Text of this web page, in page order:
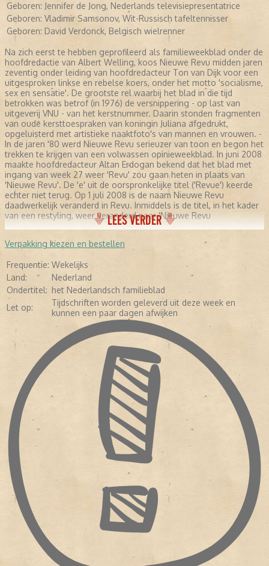
Geboren: Jennifer de Jong, Nederlands televisiepresentatrice
Geboren: Vladimir Samsonov, Wit-Russisch tafeltennisser
Geboren: David Verdonck, Belgisch wielrenner
Na zich eerst te hebben geprofileerd als familieweekblad onder de
hoofdredactie van Albert Welling, koos Nieuwe Revu midden jaren
zeventig onder leiding van hoofdredacteur Ton van Dijk voor een
uitgesproken linkse en rebelse koers, onder het motto 'socialisme,
sex en sensatie'. De grootste rel waarbij het blad in die tijd
betrokken was betrof (in 1976) de versnippering - op last van
uitgeverij VNU - van het kerstnummer. Daarin stonden fragmenten
van oude kersttoespraken van koningin Juliana afgedrukt,
opgeluisterd met artistieke naaktfoto's van mannen en vrouwen. -
In de jaren '80 werd Nieuwe Revu serieuzer van toon en begon het
trekken te krijgen van een volwassen opinieweekblad. In juni 2008
maakte hoofdredacteur Altan Erdogan bekend dat het blad met
ingang van week 27 weer 'Revu' zou gaan heten in plaats van
'Nieuwe Revu'. De 'e' uit de oorspronkelijke titel ('Revue') keerde
echter niet terug. Op 1 juli 2008 is de naam Nieuwe Revu
daadwerkelijk veranderd in Revu. Inmiddels is de titel, in het kader
van een restyling, weer veranderd naar 'Nieuwe Revu
LEES VERDER
Verpakking kiezen en bestellen
Frequentie: Wekelijks
Land:
Nederland
Ondertitel: het Nederlandsch familieblad
Let op:
Tijdschriften worden geleverd uit deze week en
kunnen een paar dagen afwijken